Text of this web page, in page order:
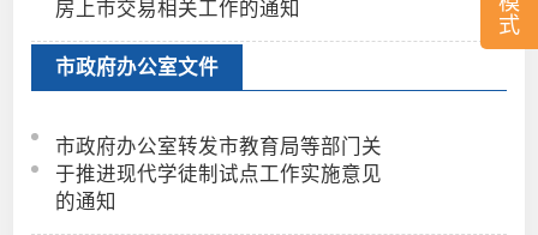
式
房上市交易相关工作的通知
市政府办公室文件
市政府办公室转发市教育局等部门关
于推进现代学徒制试点工作实施意见
的通知